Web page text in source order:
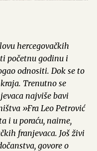
hercegovačkih
početnu godinu i
odnositi. Dok se to
Trenutno se
najviše bavi
»Fra Leo Petrović
i u poraću, naime,
franjevaca. Još živi
govore o